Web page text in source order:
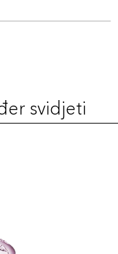
svidjeti